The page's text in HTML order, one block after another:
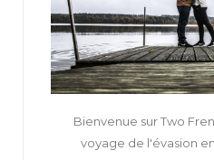
Bienvenue sur Two
voyage de l'évasion